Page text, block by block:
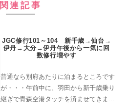
関連記事
JGC修行101～104 新千歳→仙台→
伊丹→大分→伊丹午後から一気に回
数修行増やす
普通なら別府あたりに泊まるところです
が・・・午前中に、羽田から新千歳乗り
継ぎで青森空港タッチを済ませてきまし